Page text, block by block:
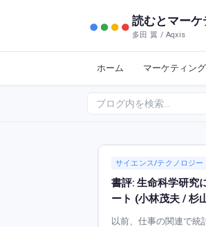
読むとマー
多田 翼 / Aqxis
ホーム マーケティン
サイエンス/テクノロジー
書評: 生命科学研究
ート (小林茂夫 / 杉
以前、仕事の関連で統